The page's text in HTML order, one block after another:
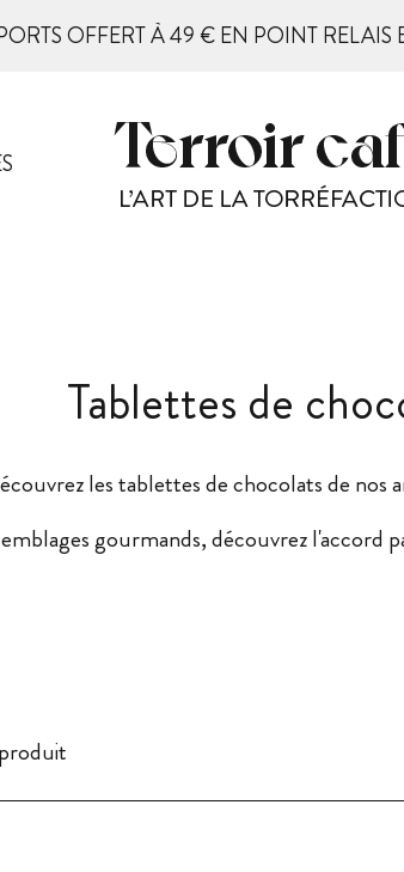
OFFERT À 49 € EN POINT
Tablettes de
les tablettes de chocolats de nos
gourmands, découvrez l'accord